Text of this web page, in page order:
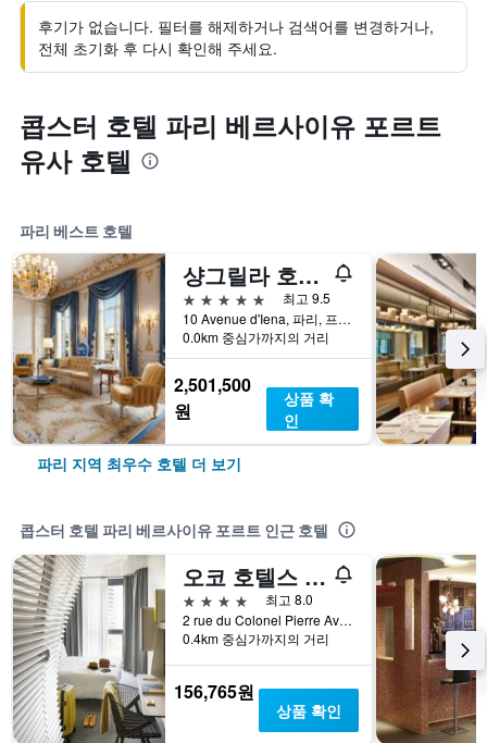
후기가 없습니다. 필터를 해제하거나 검색어를 변경하거나,
전체 초기화 후 다시 확인해 주세요.
콥스터 호텔 파리 베르사이유 포르트
유사 호텔
파리 베스트 호텔
샹그릴라 호텔 파리
5성급
최고 9.5
10 Avenue d'Iena, 파리, 프랑스
0.0km 중심가까지의 거리
2,501,500
원
상품 확
인
파리 지역 최우수 호텔 더 보기
콥스터 호텔 파리 베르사이유 포르트 인근 호텔
오코 호텔스 파리 포르트 드 베르사유
4성급
최고 8.0
2 rue du Colonel Pierre Avia, 파리, 프랑스
0.4km 중심가까지의 거리
156,765원
상품 확인